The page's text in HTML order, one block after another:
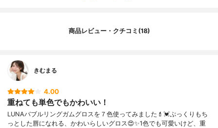
商品レビュー・クチコミ(18)
きむまる
4.00
重ねても単色でもかわいい！
LUNAバブルリングガムグロスを７色使ってみました💄💓ぷっくりもち
っとした唇になれる、かわいらしいグロス😍✨1色でも可愛いけど、重